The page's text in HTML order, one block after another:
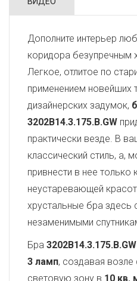
Дополните интерьер
коридора безупречным
Легкое, отлитое по
применением новейших
дизайнерских задумок,
3202B14.3.175.B.GW
практически везде. В
классический стиль, а,
привнести в нее только
неустаревающей
хрустальные бра здесь
незаменимыми
Бра 3202B14.3.175.B.GW
3 ламп, создавая
световую зону в 10 кв.